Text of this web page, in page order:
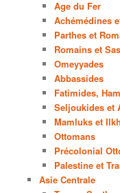
Age du Fer
Achémédines
Parthes et
Romains et
Omeyyades
Abbassides
Fatimides,
Seljoukides et
Mamluks et
Ottomans
Précolonial
Palestine et
Asie Centrale